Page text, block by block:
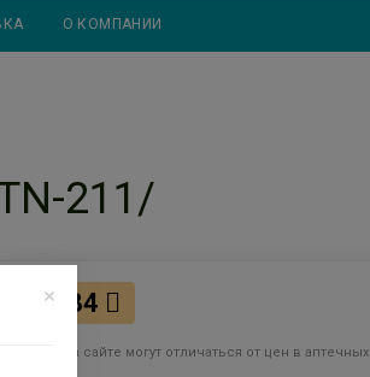
О КОМПАНИИ
211/
1484
Цены на сайте могут отличаться от цен в аптечных